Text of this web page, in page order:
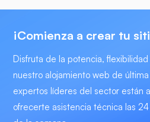
¡Comienza a crear tu
Disfruta de la potencia,
nuestro alojamiento web de
expertos líderes del sector están
ofrecerte asistencia técnica las